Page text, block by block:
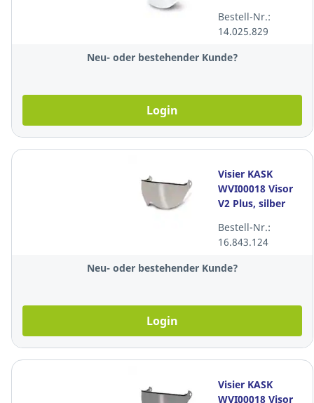
Bestell-Nr.:
14.025.829
Neu- oder bestehender Kunde?
Login
Visier KASK
WVI00018 Visor
V2 Plus, silber
Bestell-Nr.:
16.843.124
Neu- oder bestehender Kunde?
Login
Visier KASK
WVI00018 Visor